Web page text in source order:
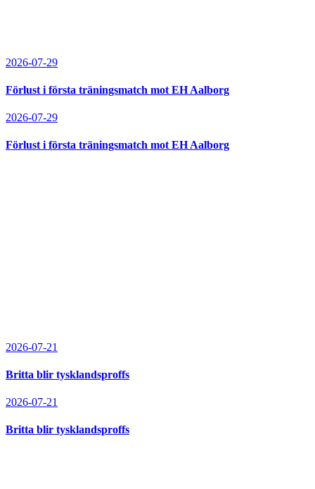
2026-07-29
Förlust i första träningsmatch mot EH Aalborg
2026-07-29
Förlust i första träningsmatch mot EH Aalborg
2026-07-21
Britta blir tysklandsproffs
2026-07-21
Britta blir tysklandsproffs